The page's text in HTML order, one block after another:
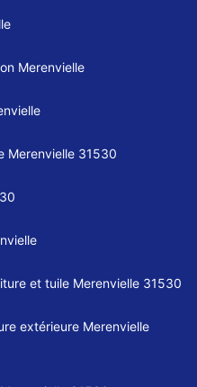
Merenvielle
Merenvielle 31530
et tuile Merenvielle 31530
extérieure Merenvielle